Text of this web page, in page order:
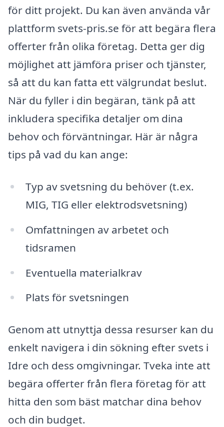
för ditt projekt. Du kan även använda vår
plattform svets-pris.se för att begära flera
offerter från olika företag. Detta ger dig
möjlighet att jämföra priser och tjänster,
så att du kan fatta ett välgrundat beslut.
När du fyller i din begäran, tänk på att
inkludera specifika detaljer om dina
behov och förväntningar. Här är några
tips på vad du kan ange:
Typ av svetsning du behöver (t.ex.
MIG, TIG eller elektrodsvetsning)
Omfattningen av arbetet och
tidsramen
Eventuella materialkrav
Plats för svetsningen
Genom att utnyttja dessa resurser kan du
enkelt navigera i din sökning efter svets i
Idre och dess omgivningar. Tveka inte att
begära offerter från flera företag för att
hitta den som bäst matchar dina behov
och din budget.